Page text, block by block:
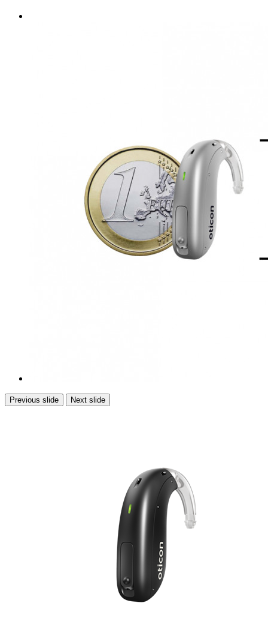
Previous slide Next slide